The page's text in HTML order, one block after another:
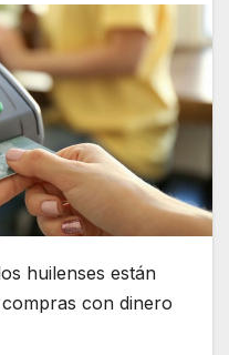
huilenses están
con dinero